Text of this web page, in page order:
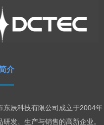
介
东辰科技有限公司成立于2004
研发、生产与销售的高新企业。